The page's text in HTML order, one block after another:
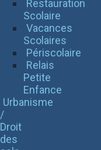
Restauration
Scolaire
Vacances
Scolaires
Périscolaire
Relais
Petite
Enfance
Urbanisme
/
Droit
des